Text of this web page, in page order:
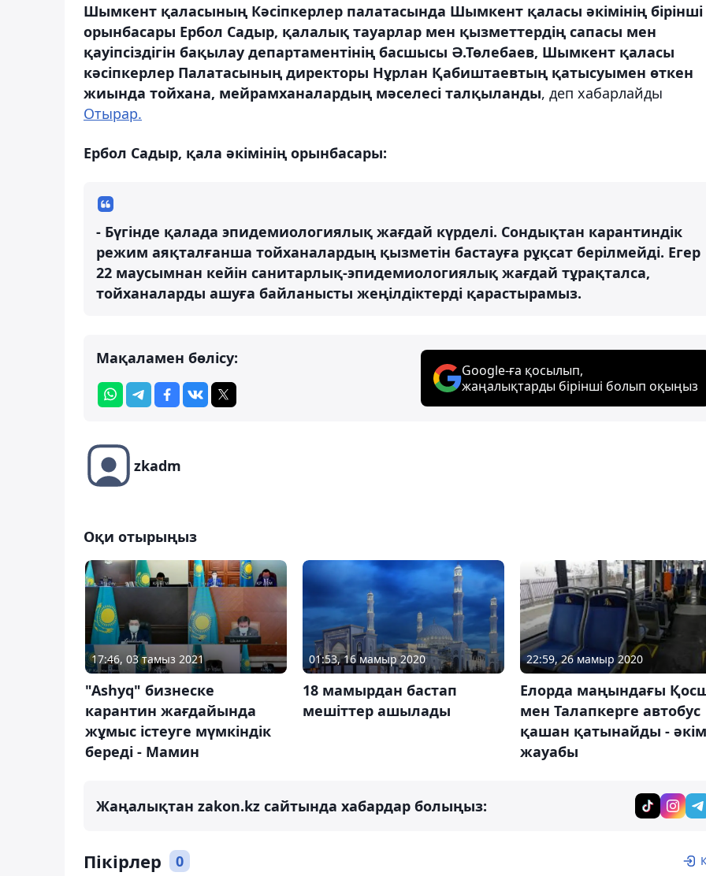
Шымкент қаласының Кәсіпкерлер палатасында Шымкент қаласы әкімінің бірінші
орынбасары Ербол Садыр, қалалық тауарлар мен қызметтердің сапасы мен
қауіпсіздігін бақылау департаментінің басшысы Ә.Төлебаев, Шымкент қаласы
кәсіпкерлер Палатасының директоры Нұрлан Қабиштаевтың қатысуымен өткен
жиында тойхана, мейрамханалардың мәселесі талқыланды, деп хабарлайды
Отырар.
Ербол Садыр, қала әкімінің орынбасары:
- Бүгінде қалада эпидемиологиялық жағдай күрделі. Сондықтан карантиндік
режим аяқталғанша тойханалардың қызметін бастауға рұқсат берілмейді. Егер
22 маусымнан кейін санитарлық-эпидемиологиялық жағдай тұрақталса,
тойханаларды ашуға байланысты жеңілдіктерді қарастырамыз.
Мақаламен бөлісу:
Google-ға қосылып,
жаңалықтарды бірінші болып оқыңыз
zkadm
Оқи отырыңыз
17:46, 03 тамыз 2021
"Ashyq" бизнеске
карантин жағдайында
жұмыс істеуге мүмкіндік
береді - Мамин
01:53, 16 мамыр 2020
18 мамырдан бастап
мешіттер ашылады
22:59, 26 мамыр 2020
Елорда маңындағы
мен Талапкерге автобус
қашан қатынайды - әкім
жауабы
Жаңалықтан zakon.kz сайтында хабардар болыңыз:
Пікірлер 0